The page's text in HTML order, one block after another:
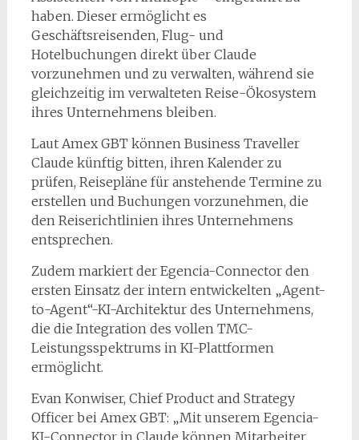
haben. Dieser ermöglicht es
Geschäftsreisenden, Flug- und
Hotelbuchungen direkt über Claude
vorzunehmen und zu verwalten, während sie
gleichzeitig im verwalteten Reise-Ökosystem
ihres Unternehmens bleiben.
Laut Amex GBT können Business Traveller
Claude künftig bitten, ihren Kalender zu
prüfen, Reisepläne für anstehende Termine zu
erstellen und Buchungen vorzunehmen, die
den Reiserichtlinien ihres Unternehmens
entsprechen.
Zudem markiert der Egencia-Connector den
ersten Einsatz der intern entwickelten „Agent-
to-Agent“-KI-Architektur des Unternehmens,
die die Integration des vollen TMC-
Leistungsspektrums in KI-Plattformen
ermöglicht.
Evan Konwiser, Chief Product and Strategy
Officer bei Amex GBT: „Mit unserem Egencia-
KI-Connector in Claude können Mitarbeiter